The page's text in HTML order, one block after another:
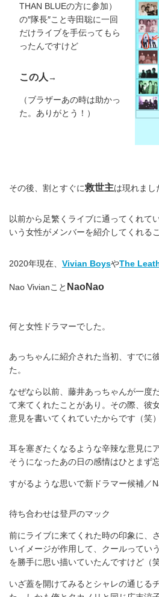
THAN BLUEの方に参加）
の″隊長″こと寺田聡に一回
だけライブを手伝ってもら
ったんですけど
この人 →
（ブラザーあの時は助かっ
た。ありがとう！）
その後、割とすぐに救世主は現れまし
以前から足繁くライブに通ってくれて
いう女性がメンバーを紹介してくれる
2020年現在、 Vivian BoysやThe
Nao Vivianこと NaoNao
何と女性ドラマーでした。
あっちゃんに紹介された当初、すでに
た。
なぜなら以前、藤井あっちゃんが一度
て来てくれたことがあり。その際、彼
意見を書いてくれていたからです（笑）
耳を塞ぎたくなるような辛辣な意見に
そうになったあの日の感情はひとまず
すがるような思いで新ドラマー候補／
待ち合わせは登戸のマック
前にライブに来てくれた時の印象に、
いイメージが作用して、クールってい
を勝手に思い描いていたんですけど（笑
いざ蓋を開けてみるとシャレの通じる